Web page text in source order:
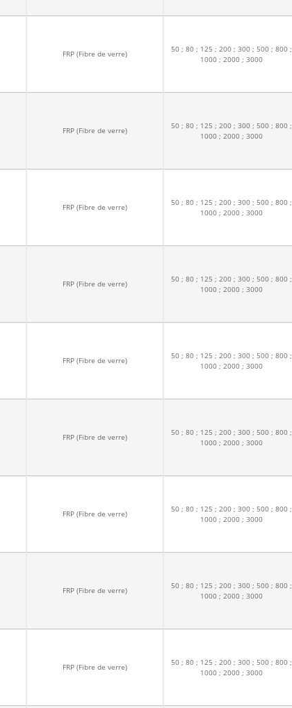
FRP (Fibre de verre)
50 ; 80 ; 125 ; 200 ; 300 ; 500 ; 800 ;
1000 ; 2000 ; 3000
FRP (Fibre de verre)
50 ; 80 ; 125 ; 200 ; 300 ; 500 ; 800 ;
1000 ; 2000 ; 3000
FRP (Fibre de verre)
50 ; 80 ; 125 ; 200 ; 300 ; 500 ; 800 ;
1000 ; 2000 ; 3000
FRP (Fibre de verre)
50 ; 80 ; 125 ; 200 ; 300 ; 500 ; 800 ;
1000 ; 2000 ; 3000
FRP (Fibre de verre)
50 ; 80 ; 125 ; 200 ; 300 ; 500 ; 800 ;
1000 ; 2000 ; 3000
FRP (Fibre de verre)
50 ; 80 ; 125 ; 200 ; 300 ; 500 ; 800 ;
1000 ; 2000 ; 3000
FRP (Fibre de verre)
50 ; 80 ; 125 ; 200 ; 300 ; 500 ; 800 ;
1000 ; 2000 ; 3000
FRP (Fibre de verre)
50 ; 80 ; 125 ; 200 ; 300 ; 500 ; 800 ;
1000 ; 2000 ; 3000
FRP (Fibre de verre)
50 ; 80 ; 125 ; 200 ; 300 ; 500 ; 800 ;
1000 ; 2000 ; 3000